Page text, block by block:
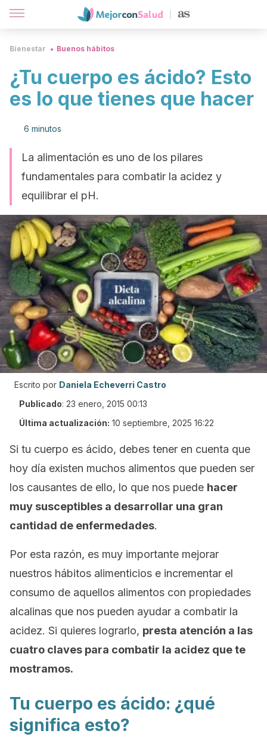
Bienestar Buenos hábitos
¿Tu cuerpo es ácido? Esto
es lo que tienes que hacer
6 minutos
La alimentación es uno de los pilares
fundamentales para combatir la acidez y
equilibrar el pH.
Escrito por Daniela Echeverri Castro
Publicado: 23 enero, 2015 00:13
Última actualización: 10 septiembre, 2025 16:22
Si tu cuerpo es ácido, debes tener en cuenta que
hoy día existen muchos alimentos que pueden ser
los causantes de ello, lo que nos puede hacer
muy susceptibles a desarrollar una gran
cantidad de enfermedades.
Por esta razón, es muy importante mejorar
nuestros hábitos alimenticios e incrementar el
consumo de aquellos alimentos con propiedades
alcalinas que nos pueden ayudar a combatir la
acidez. Si quieres lograrlo, presta atención a las
cuatro claves para combatir la acidez que te
mostramos.
Tu cuerpo es ácido: ¿qué
significa esto?